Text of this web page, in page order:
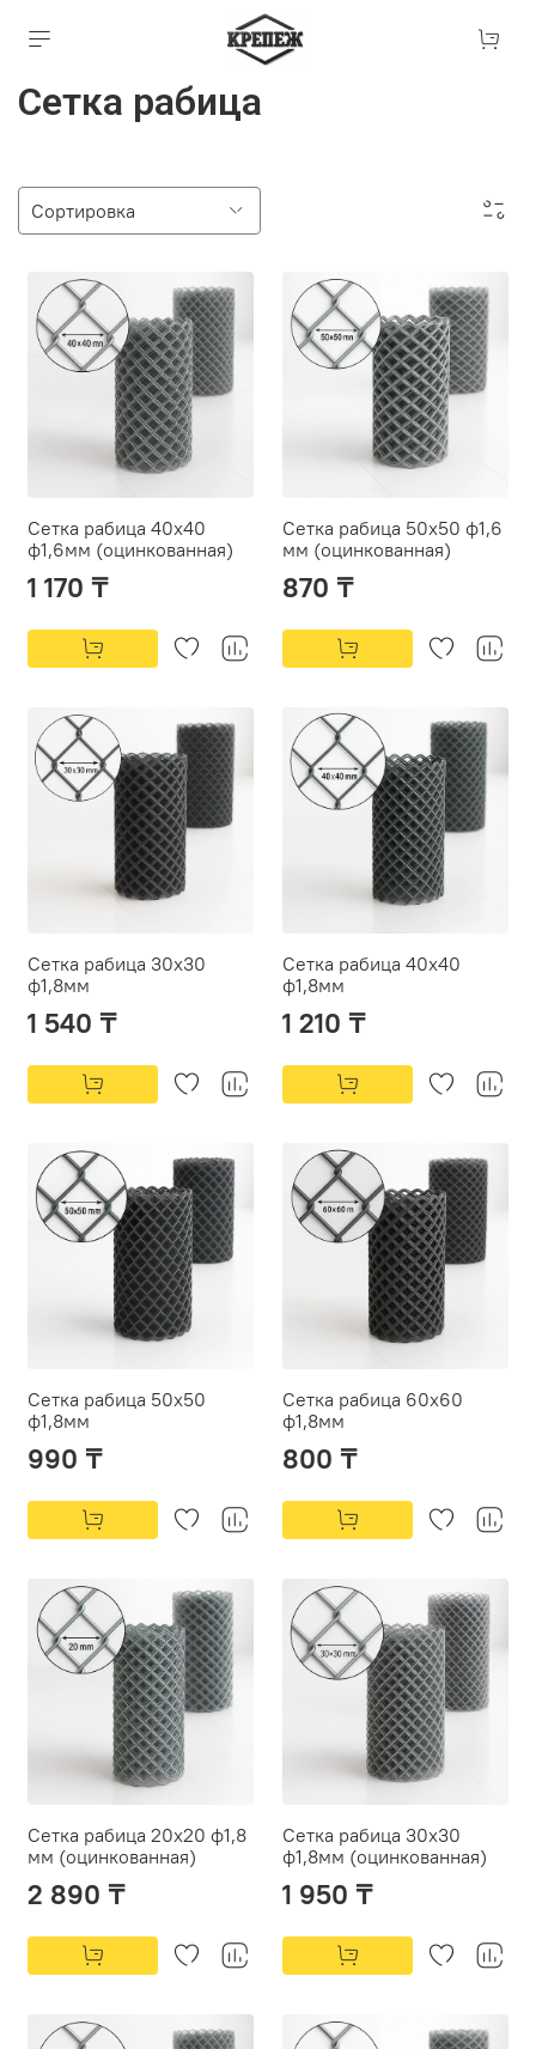
Сетка рабица
Сетка рабица 40х40
ф1,6мм (оцинкованная)
1 170 ₸
Сетка рабица 50х50 ф1,6
мм (оцинкованная)
870 ₸
Сетка рабица 30х30
ф1,8мм
1 540 ₸
Сетка рабица 40х40
ф1,8мм
1 210 ₸
Сетка рабица 50х50
ф1,8мм
990 ₸
Сетка рабица 60х60
ф1,8мм
800 ₸
Сетка рабица 20х20 ф1,8
мм (оцинкованная)
2 890 ₸
Сетка рабица 30х30
ф1,8мм (оцинкованная)
1 950 ₸